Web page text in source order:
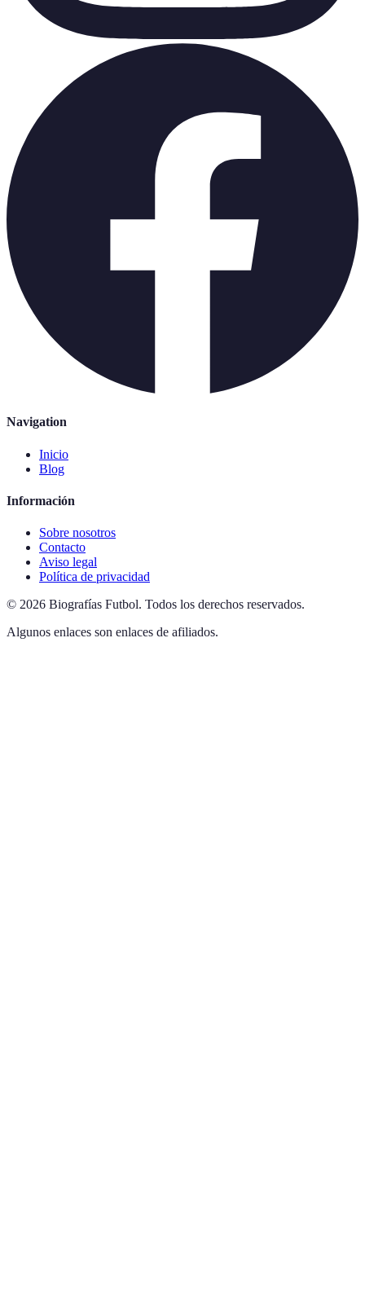
Navigation
Inicio
Blog
Información
Sobre nosotros
Contacto
Aviso legal
Política de privacidad
© 2026 Biografías Futbol. Todos los derechos reservados.
Algunos enlaces son enlaces de afiliados.